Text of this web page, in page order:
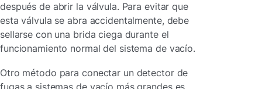
después de abrir la válvula. Para evitar que
esta válvula se abra accidentalmente, debe
sellarse con una brida ciega durante el
funcionamiento normal del sistema de vacío.
Otro método para conectar un detector de